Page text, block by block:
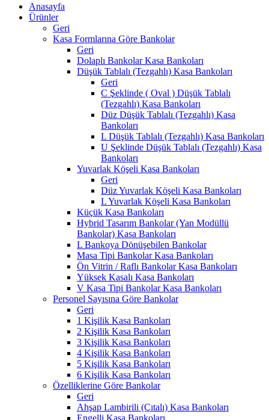
Anasayfa
Ürünler
Geri
Kasa Formlarına Göre Bankolar
Geri
Dolaplı Bankolar Kasa Bankoları
Düşük Tablalı (Tezgahlı) Kasa Bankoları
Geri
C Şeklinde ( Oval ) Düşük Tablalı
(Tezgahlı) Kasa Bankoları
Düz Düşük Tablalı (Tezgahlı) Kasa
Bankoları
L Düşük Tablalı (Tezgahlı) Kasa Bankoları
U Şeklinde Düşük Tablalı (Tezgahlı) Kasa
Bankoları
Yuvarlak Köşeli Kasa Bankoları
Geri
Düz Yuvarlak Köşeli Kasa Bankoları
L Yuvarlak Köşeli Kasa Bankoları
Küçük Kasa Bankoları
Hybrid Tasarım Bankolar (Yan Modüllü
Bankolar) Kasa Bankoları
L Bankoya Dönüşebilen Bankolar
Masa Tipi Bankolar Kasa Bankoları
Ön Vitrin / Raflı Bankolar Kasa Bankoları
Yüksek Kasalı Kasa Bankoları
V Kasa Tipi Bankolar Kasa Bankoları
Personel Sayısına Göre Bankolar
Geri
1 Kişilik Kasa Bankoları
2 Kişilik Kasa Bankoları
3 Kişilik Kasa Bankoları
4 Kişilik Kasa Bankoları
5 Kişilik Kasa Bankoları
6 Kişilik Kasa Bankoları
Özelliklerine Göre Bankolar
Geri
Ahşap Lambirili (Çıtalı) Kasa Bankoları
Engelli Kasa Bankoları